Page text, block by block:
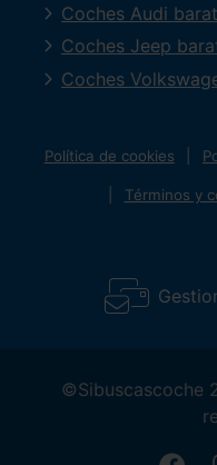
Coches Audi
Coches Jeep
Coches
Política de cookies
Términos y
©Sibuscascoche